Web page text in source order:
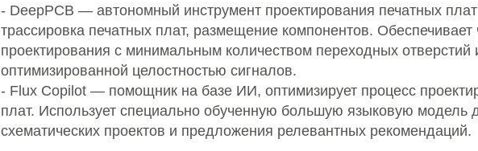
- DeepPCB — автономный инструмент проектирования печатных
трассировка печатных плат, размещение компонентов. Обеспечивает
проектирования с минимальным количеством переходных отверстий
оптимизированной целостностью сигналов.
- Flux Copilot — помощник на базе ИИ, оптимизирует процесс
плат. Использует специально обученную большую языковую модель
схематических проектов и предложения релевантных рекомендаций.